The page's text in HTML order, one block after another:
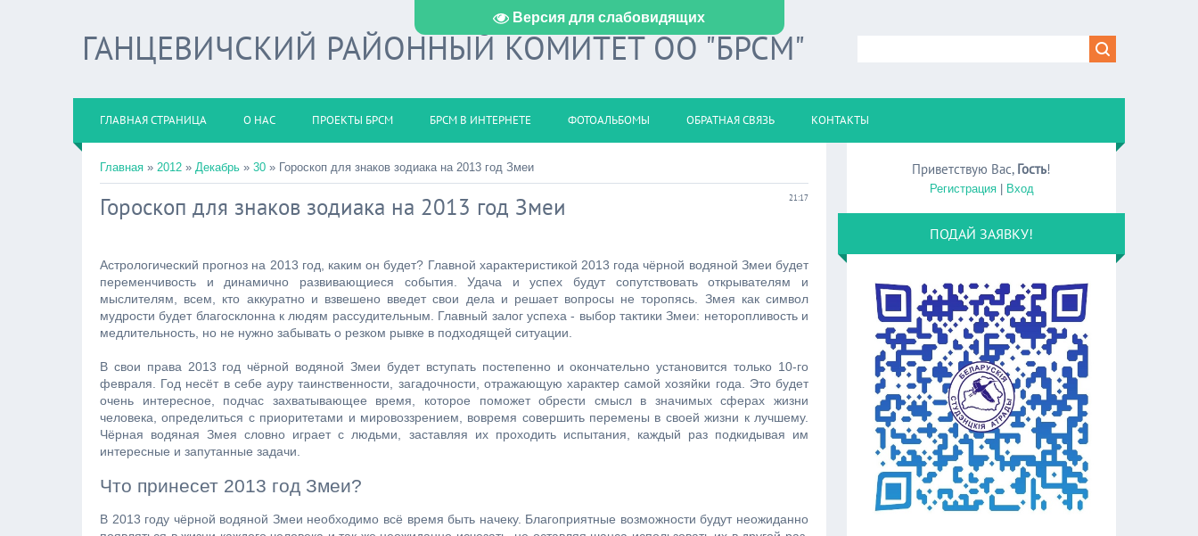
Версия для слабовидящих
ГАНЦЕВИЧСКИЙ РАЙОННЫЙ КОМИТЕТ ОО "БРСМ"
ГЛАВНАЯ СТРАНИЦА О НАС ПРОЕКТЫ БРСМ БРСМ В ИНТЕРНЕТЕ ФОТОАЛЬБОМЫ ОБРАТНАЯ СВЯЗЬ КОНТАКТЫ
Главная » 2012 » Декабрь » 30 » Гороскоп для знаков зодиака на 2013 год Змеи
21:17
Гороскоп для знаков зодиака на 2013 год Змеи
Астрологический прогноз на 2013 год, каким он будет? Главной характеристикой 2013 года чёрной водяной Змеи будет
переменчивость и динамично развивающиеся события. Удача и успех будут сопутствовать открывателям и
мыслителям, всем, кто аккуратно и взвешено введет свои дела и решает вопросы не торопясь. Змея как символ
мудрости будет благосклонна к людям рассудительным. Главный залог успеха - выбор тактики Змеи: неторопливость и
медлительность, но не нужно забывать о резком рывке в подходящей ситуации.
В свои права 2013 год чёрной водяной Змеи будет вступать постепенно и окончательно установится только 10-го
февраля. Год несёт в себе ауру таинственности, загадочности, отражающую характер самой хозяйки года. Это будет
очень интересное, подчас захватывающее время, которое поможет обрести смысл в значимых сферах жизни
человека, определиться с приоритетами и мировоззрением, вовремя совершить перемены в своей жизни к лучшему.
Чёрная водяная Змея словно играет с людьми, заставляя их проходить испытания, каждый раз подкидывая им
интересные и запутанные задачи.
Что принесет 2013 год Змеи?
В 2013 году чёрной водяной Змеи необходимо всё время быть начеку. Благоприятные возможности будут неожиданно
Приветствую Вас, Гость!
Регистрация| Вход
ПОДАЙ ЗАЯВКУ!